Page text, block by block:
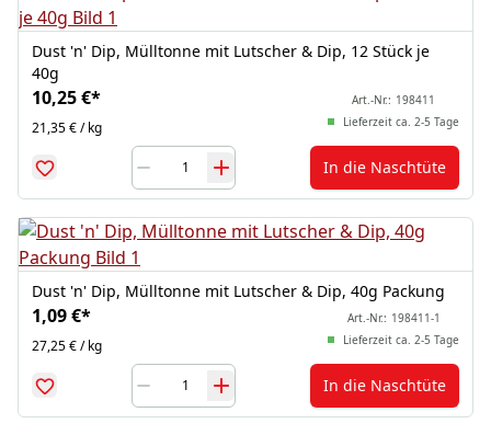
Dust 'n' Dip, Mülltonne mit Lutscher & Dip, 12 Stück je
40g
10,25 €*
21,35 € / kg
Art.-Nr.: 198411
Lieferzeit ca. 2-5 Tage
In die Naschtüte
Dust 'n' Dip, Mülltonne mit Lutscher & Dip, 40g Packung
1,09 €*
27,25 € / kg
Art.-Nr.: 198411-1
Lieferzeit ca. 2-5 Tage
In die Naschtüte